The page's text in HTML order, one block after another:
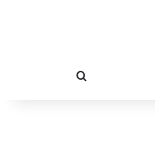
بحث عن